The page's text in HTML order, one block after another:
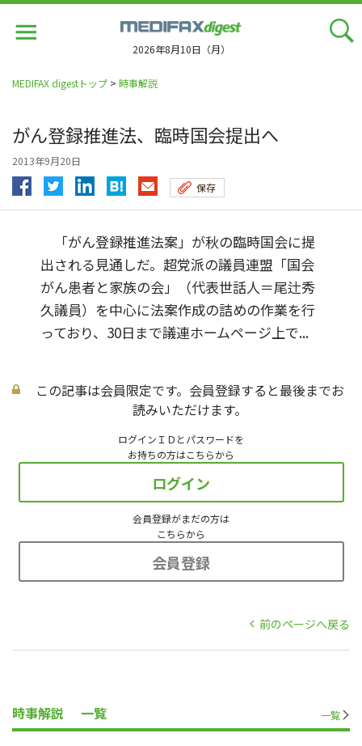
2026年8月10日（月）
MEDIFAX digestトップ > 時事解説
がん登録推進法、臨時国会提出へ
2013年9月20日
保存
「がん登録推進法案」が秋の臨時国会に提
出される見通しだ。超党派の議員連盟「国会
がん患者と家族の会」（代表世話人＝尾辻秀
久議員）を中心に法案作成の詰めの作業を行
っており、30日まで議連ホームページ上で...
この記事は会員限定です。会員登録すると最後までお
読みいただけます。
ログインＩＤとパスワードを
お持ちの方はこちらから
ログイン
会員登録がまだの方は
こちらから
会員登録
前のページへ戻る
時事解説 一覧 一覧